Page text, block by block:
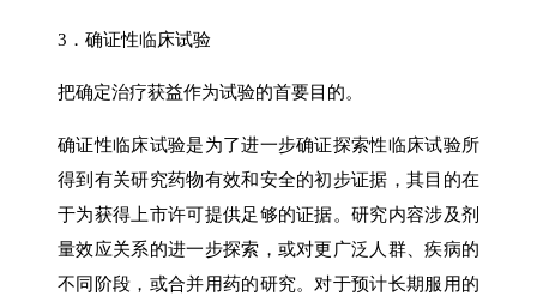
3．确证性临床试验
把确定治疗获益作为试验的首要目的。
确证性临床试验是为了进一步确证探索性临床试验所
得到有关研究药物有效和安全的初步证据，其目的在
于为获得上市许可提供足够的证据。研究内容涉及剂
量效应关系的进一步探索，或对更广泛人群、疾病的
不同阶段，或合并用药的研究。对于预计长期服用的